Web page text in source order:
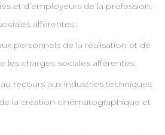
et d’employeurs de la profession,
afférentes ;
personnels de la réalisation et de
les charges sociales afférentes ;
recours aux industries techniques
la création cinématographique et